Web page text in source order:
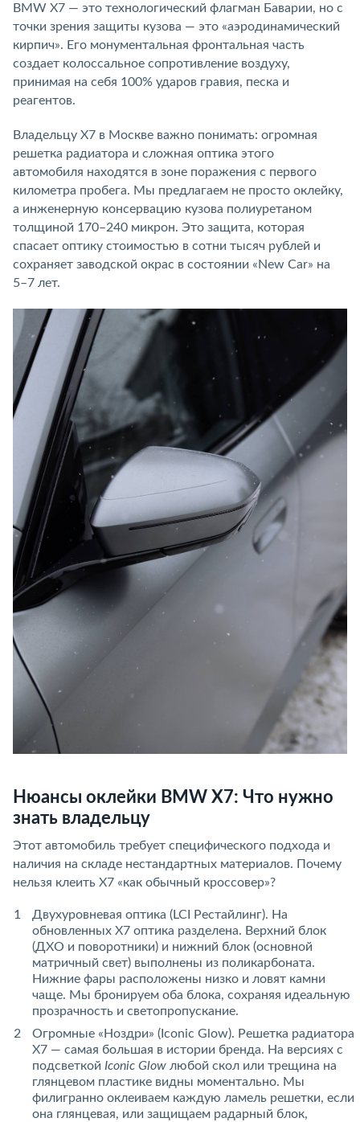
BMW X7 — это технологический флагман Баварии, но с
точки зрения защиты кузова — это «аэродинамический
кирпич». Его монументальная фронтальная часть
создает колоссальное сопротивление воздуху,
принимая на себя 100% ударов гравия, песка и
реагентов.
Владельцу X7 в Москве важно понимать: огромная
решетка радиатора и сложная оптика этого
автомобиля находятся в зоне поражения с первого
километра пробега. Мы предлагаем не просто оклейку,
а инженерную консервацию кузова полиуретаном
толщиной 170–240 микрон. Это защита, которая
спасает оптику стоимостью в сотни тысяч рублей и
сохраняет заводской окрас в состоянии «New Car» на
5–7 лет.
Нюансы оклейки BMW X7: Что нужно
знать владельцу
Этот автомобиль требует специфического подхода и
наличия на складе нестандартных материалов. Почему
нельзя клеить X7 «как обычный кроссовер»?
Двухуровневая оптика (LCI Рестайлинг). На
обновленных X7 оптика разделена. Верхний блок
(ДХО и поворотники) и нижний блок (основной
матричный свет) выполнены из поликарбоната.
Нижние фары расположены низко и ловят камни
чаще. Мы бронируем оба блока, сохраняя идеальную
прозрачность и светопропускание.
Огромные «Ноздри» (Iconic Glow). Решетка радиатора
X7 — самая большая в истории бренда. На версиях с
подсветкой Iconic Glow любой скол или трещина на
глянцевом пластике видны моментально. Мы
филигранно оклеиваем каждую ламель решетки, если
она глянцевая, или защищаем радарный блок,